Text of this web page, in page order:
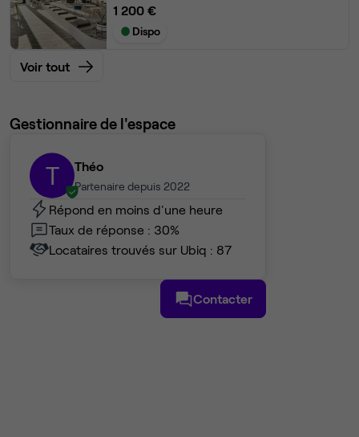
1 200 €
Dispo
Voir tout
Gestionnaire de l'espace
T Théo
Partenaire depuis 2022
Répond en moins d'une heure
Taux de réponse : 30%
Locataires trouvés sur Ubiq : 87
Contacter